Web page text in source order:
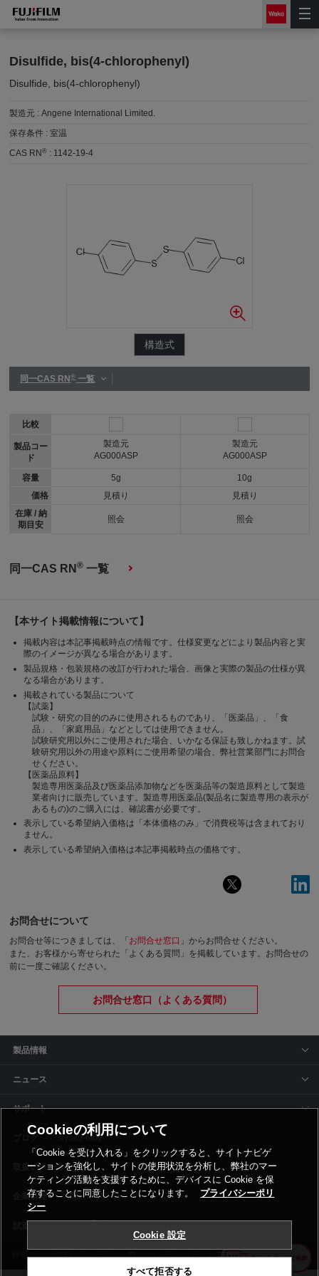
Disulfide, bis(4-chlorophenyl)
Disulfide, bis(4-chlorophenyl)
製造元 :Angene International Limited.
保存条件 :室温
CAS RN® : 1142-19-4
構造式
同一CAS RN®一覧
比較
製品コー
ド
容量
価格
在庫 / 納
期目安
製造元
AG000ASP
5g
見積り
照会
製造元
AG000ASP
10g
見積り
照会
同一CAS RN® 一覧
【本サイト掲載情報について】
掲載内容は本記事掲載時点の情報です。仕様変更などにより製品内容と実
際のイメージが異なる場合があります。
製品規格・包装規格の改訂が行われた場合、画像と実際の製品の仕様が異
なる場合があります。
掲載されている製品について
【試薬】
試験・研究の目的のみに使用されるものであり、「医薬品」、「食
品」、「家庭用品」などとしては使用できません。
試験研究用以外にご使用された場合、いかなる保証も致しかねます。試
験研究用以外の用途や原料にご使用希望の場合、弊社営業部門にお問合
せください。
【医薬品原料】
製造専用医薬品及び医薬品添加物などを医薬品等の製造原料として製造
業者向けに販売しています。製造専用医薬品(製品名に製造専用の表示が
あるもの)のご購入には、確認書が必要です。
表示している希望納入価格は「本体価格のみ」で消費税等は含まれており
ません。
表示している希望納入価格は本記事掲載時点の価格です。
お問合せについて
お問合せ等につきましては、「 お問合せ窓口 」からお問合せください。
また、お客様から寄せられた「よくある質問」を掲載しています。お問合せの
前に一度ご確認ください。
お問合せ窓口（よくある質問）
製品情報
ニュース
サポート
siyaku-blog
取扱いメーカー
事業所一覧
利用規約 プライバシーポリシー コーポレートサイト Cookie設定
Cookieの利用について
「Cookie を受け入れる」をクリックすると、サイトナビゲ
ーションを強化し、サイトの使用状況を分析し、弊社のマー
ケティング活動を支援するために、デバイスに Cookie を保
存することに同意したことになります。
プライバシーポリ
シー
Cookie 設定
すべて拒否する